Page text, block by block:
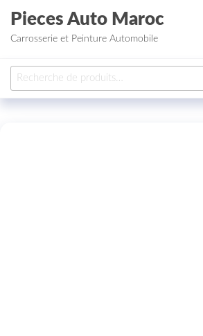
Aller au contenu
Pieces Auto Maroc
Carrosserie et Peinture Automobile
Recherche pour :